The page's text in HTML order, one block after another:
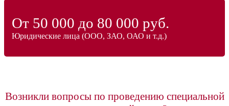
От 50 000 до 80 000 руб.
Юридические лица (ООО, ЗАО, ОАО и т.д.)
Возникли вопросы по проведению специальной